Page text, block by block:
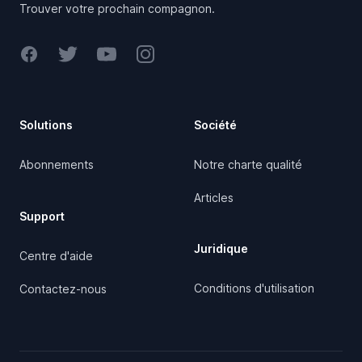
Trouver votre prochain compagnon.
FacebookTwitterYoutubeInstagram
Solutions
Abonnements
Support
Centre d'aide
Contactez-nous
Société
Notre charte qualité
Articles
Juridique
Conditions d'utilisation